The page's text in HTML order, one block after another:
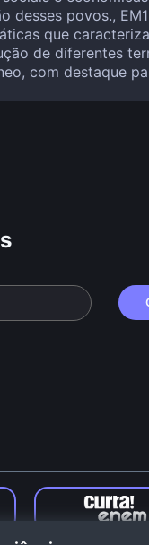
povos.,
que
de diferentes
com destaque